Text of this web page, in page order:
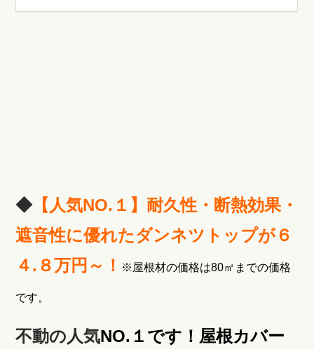
◆【人気NO.１】 耐久性・断熱効果・
遮音性に優れたダンネツトップが６
４.８万円～！
※屋根材の価格は80㎡までの価格
です。
不動の人気NO.１です！屋根カバー